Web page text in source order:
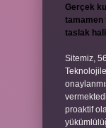
Gerçek
tamamen
taslak
Sitemiz,
proaktif